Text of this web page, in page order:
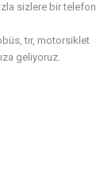
sizlere bir telefon
tır, motorsiklet
geliyoruz.